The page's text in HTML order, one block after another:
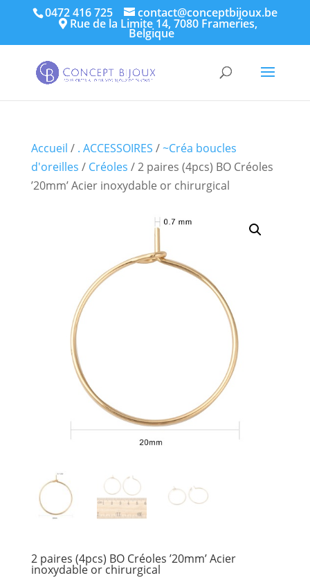
0472 416 725 contact@conceptbijoux.be
Rue de la Limite 14, 7080 Frameries,
Belgique
Accueil / . ACCESSOIRES /~Créa boucles
d'oreilles / Créoles / 2 paires (4pcs) BO Créoles
’20mm’ Acier inoxydable or chirurgical
2 paires (4pcs) BO Créoles ’20mm’ Acier
inoxydable or chirurgical